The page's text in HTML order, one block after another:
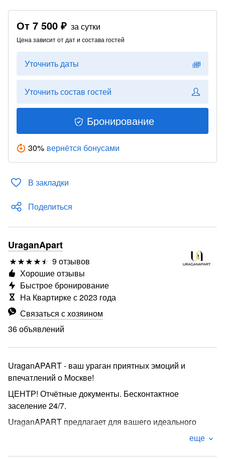
От 7 500 ₽ за сутки
Цена зависит от дат и состава гостей
Уточнить даты
Уточнить состав гостей
Бронирование
30% вернётся бонусами
В закладки
Поделиться
UraganApart
9 отзывов
Связаться с хозяином
36 объявлений
Хорошие отзывы
Быстрое бронирование
На Квартирке с 2023 года
UraganAPART - ваш ураган приятных эмоций и
впечатлений о Москве!
ЦЕНТР! Отчётные документы. Бесконтактное
заселение 24/7.
UraganAPART предлагает для вашего идеального
еще